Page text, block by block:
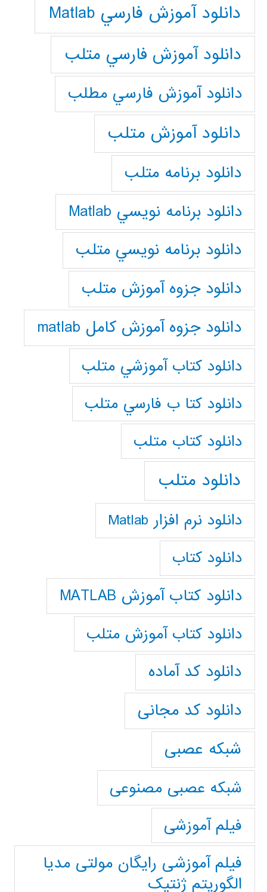
دانلود آموزش فارسي Matlab
دانلود آموزش فارسي متلب
دانلود آموزش فارسي مطلب
دانلود آموزش متلب
دانلود برنامه متلب
دانلود برنامه نويسي Matlab
دانلود برنامه نويسي متلب
دانلود جزوه آموزش متلب
دانلود جزوه آموزش کامل matlab
دانلود كتاب آموزشي متلب
دانلود كتا ب فارسي متلب
دانلود كتاب متلب
دانلود متلب
دانلود نرم افزار Matlab
دانلود کتاب
دانلود کتاب آموزش MATLAB
دانلود کتاب آموزش متلب
دانلود کد آماده
دانلود کد مجانی
شبکه عصبی
شبکه عصبی مصنوعی
فیلم آموزشی
فیلم آموزشی رایگان مولتی مدیا
الگوریتم ژنتیک